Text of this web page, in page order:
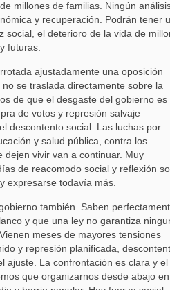
millones de familias. Ningún
y recuperación. Podrán tener
social, el deterioro de la vida de
futuras.
ajustadamente una oposición
se traslada directamente sobre la
de que el desgaste del gobierno es
de votos y represión salvaje
descontento social. Las luchas por
y salud pública, contra los
dejen vivir van a continuar. Muy
de reacomodo social y reflexión
expresarse todavía más.
también. Saben
y que una ley no garantiza
meses de mayores tensiones
y represión planificada,
ajuste. La confrontación es clara y el
que organizarnos desde abajo en